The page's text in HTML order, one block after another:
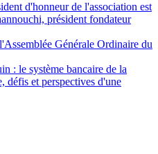
d'honneur de l'association est
président fondateur
Générale Ordinaire du
: le système bancaire de la
et perspectives d'une